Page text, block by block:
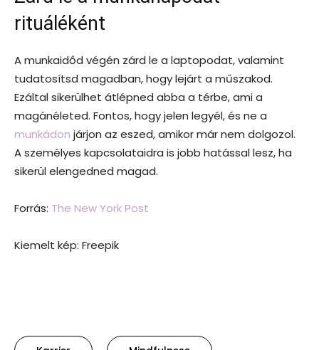
rituáléként
A munkaidőd végén zárd le a laptopodat, valamint
tudatosítsd magadban, hogy lejárt a műszakod.
Ezáltal sikerülhet átlépned abba a térbe, ami a
magánéleted. Fontos, hogy jelen legyél, és ne a
munkádon járjon az eszed, amikor már nem dolgozol.
A személyes kapcsolataidra is jobb hatással lesz, ha
sikerül elengedned magad.
Forrás: The New York Post
Kiemelt kép: Freepik